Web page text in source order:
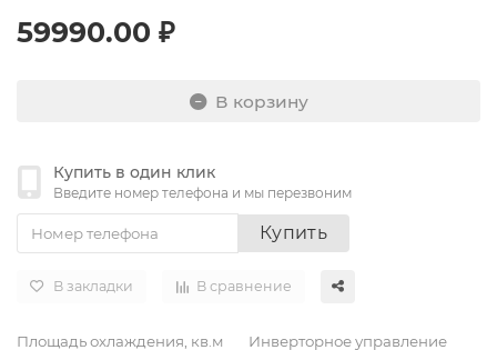
59990.00 ₽
В корзину
Купить в один клик
Введите номер телефона и мы перезвоним
Купить
В закладки В сравнение
Площадь охлаждения, кв.м Инверторное управление